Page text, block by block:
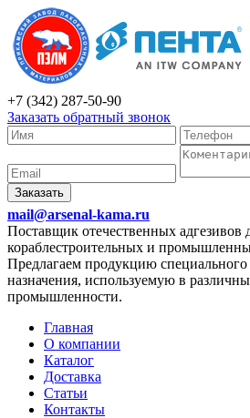
+7 (342) 287-50-90
Заказать обратный звонок
Заказать
mail@arsenal-kama.ru
Поставщик отечественных
кораблестроительных и
Предлагаем продукцию специального
назначения, используемую в
промышленности.
Главная
О компании
Каталог
Доставка
Статьи
Контакты